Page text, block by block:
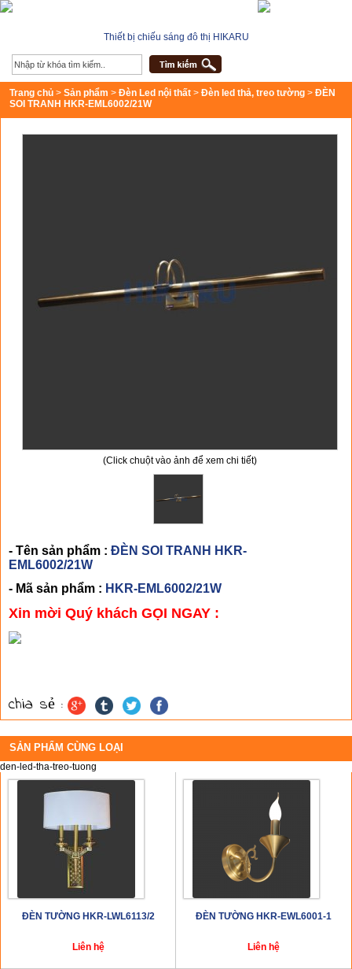
Thiết bị chiếu sáng đô thị HIKARU
Trang chủ > Sản phẩm > Đèn Led nội thất > Đèn led thả, treo tường > ĐÈN
SOI TRANH HKR-EML6002/21W
(Click chuột vào ảnh để xem chi tiết)
- Tên sản phẩm : ĐÈN SOI TRANH HKR-
EML6002/21W
- Mã sản phẩm : HKR-EML6002/21W
Xin mời Quý khách GỌI NGAY :
chia sẻ :
SẢN PHẨM CÙNG LOẠI
den-led-tha-treo-tuong
ĐÈN TƯỜNG HKR-LWL6113/2
Liên hệ
ĐÈN TƯỜNG HKR-EWL6001-1
Liên hệ